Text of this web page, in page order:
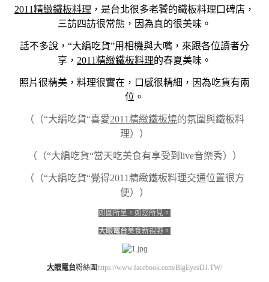
2011精緻鐵板料理 ，是台北很多老饕的鐵板料理口碑店，
三訪四訪很常態，因為真的很美味。
話不多說，“大編吃貨”用相機與大嘴，來跟各位讀者分
享， 2011精緻鐵板料理的春夏美味。
照片很精美，料理很實在，口感很精細，因為吃貨有兩
位。
（（“大編吃貨“喜愛2011精緻鐵板燒的氛圍與鐵板料
理））
（（“大編吃貨“當天吃美食有享受到live音樂秀））
（（“大編吃貨“覺得2011精緻鐵板料理交通位置很方
便））
如圖所呈，如您所見。
大眼電台美食新視野。
大眼電台粉絲團https://www.facebook.com/BigEyesDJ.TW/